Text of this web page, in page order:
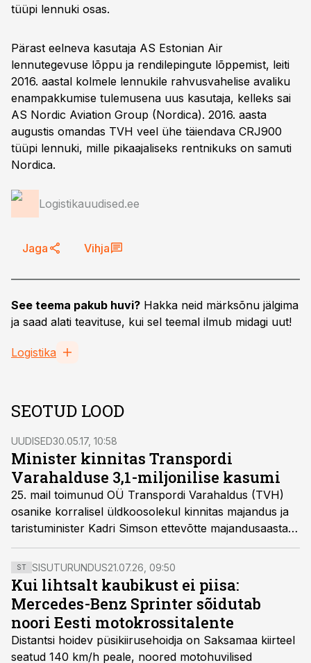
tüüpi lennuki osas.
Pärast eelneva kasutaja AS Estonian Air
lennutegevuse lõppu ja rendilepingute lõppemist, leiti
2016. aastal kolmele lennukile rahvusvahelise avaliku
enampakkumise tulemusena uus kasutaja, kelleks sai
AS Nordic Aviation Group (Nordica). 2016. aasta
augustis omandas TVH veel ühe täiendava CRJ900
tüüpi lennuki, mille pikaajaliseks rentnikuks on samuti
Nordica.
Logistikauudised.ee
Jaga Vihja
See teema pakub huvi? Hakka neid märksõnu jälgima
ja saad alati teavituse, kui sel teemal ilmub midagi uut!
Logistika
SEOTUD LOOD
UUDISED30.05.17, 10:58
Minister kinnitas Transpordi
Varahalduse 3,1-miljonilise kasumi
25. mail toimunud OÜ Transpordi Varahaldus (TVH)
osanike korralisel üldkoosolekul kinnitas majandus ja
taristuminister Kadri Simson ettevõtte majandusaasta
aruande, mille kohaselt kujunes 2015.–2016.
aruandeaasta käibeks 3,177 miljonit eurot ning
puhaskasumiks 3,092 miljonit eurot.
ST SISUTURUNDUS21.07.26, 09:50
Kui lihtsalt kaubikust ei piisa:
Mercedes-Benz Sprinter sõidutab
noori Eesti motokrossitalente
Distantsi hoidev püsikiirusehoidja on Saksamaa kiirteel
seatud 140 km/h peale, noored motohuvilised